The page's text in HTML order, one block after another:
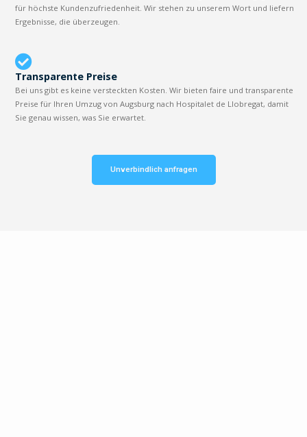
für höchste Kundenzufriedenheit. Wir stehen zu unserem Wort und liefern
Ergebnisse, die überzeugen.
Transparente Preise
Bei uns gibt es keine versteckten Kosten. Wir bieten faire und transparente
Preise für Ihren Umzug von Augsburg nach Hospitalet de Llobregat, damit
Sie genau wissen, was Sie erwartet.
Unverbindlich anfragen